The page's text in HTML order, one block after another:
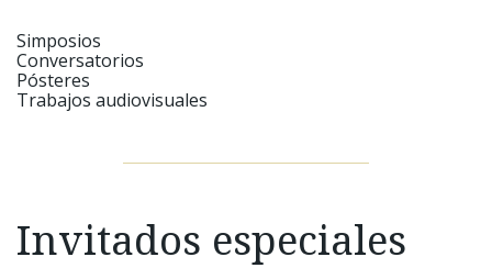
Simposios
Conversatorios
Pósteres
Trabajos audiovisuales
Invitados especiales